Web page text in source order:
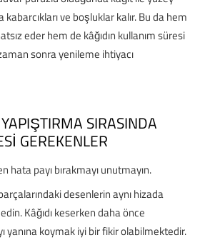
ve boşluklar kalır. Bu da hem
eder hem de kâğıdın kullanım süresi
sonra yenileme ihtiyacı
SIRASINDA
GEREKENLER
hata payı bırakmayı unutmayın.
desenlerin aynı hizada
Kâğıdı keserken daha önce
yanına koymak iyi bir fikir olabilmektedir.